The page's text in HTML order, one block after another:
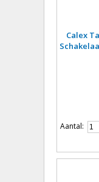
Calex
Aantal: